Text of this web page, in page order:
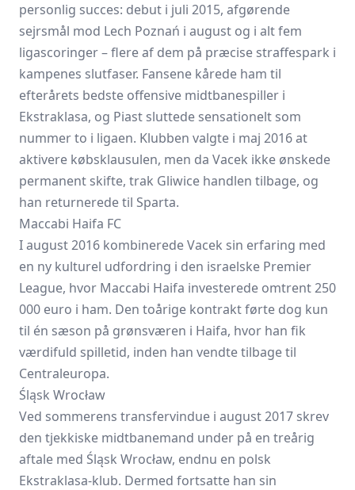
personlig succes: debut i juli 2015, afgørende
sejrsmål mod Lech Poznań i august og i alt fem
ligascoringer – flere af dem på præcise straffespark i
kampenes slutfaser. Fansene kårede ham til
efterårets bedste offensive midtbanespiller i
Ekstraklasa, og Piast sluttede sensationelt som
nummer to i ligaen. Klubben valgte i maj 2016 at
aktivere købsklausulen, men da Vacek ikke ønskede
permanent skifte, trak Gliwice handlen tilbage, og
han returnerede til Sparta.
Maccabi Haifa FC
I august 2016 kombinerede Vacek sin erfaring med
en ny kulturel udfordring i den israelske Premier
League, hvor Maccabi Haifa investerede omtrent 250
000 euro i ham. Den toårige kontrakt førte dog kun
til én sæson på grønsværen i Haifa, hvor han fik
værdifuld spilletid, inden han vendte tilbage til
Centraleuropa.
Śląsk Wrocław
Ved sommerens transfervindue i august 2017 skrev
den tjekkiske midtbanemand under på en treårig
aftale med Śląsk Wrocław, endnu en polsk
Ekstraklasa-klub. Dermed fortsatte han sin